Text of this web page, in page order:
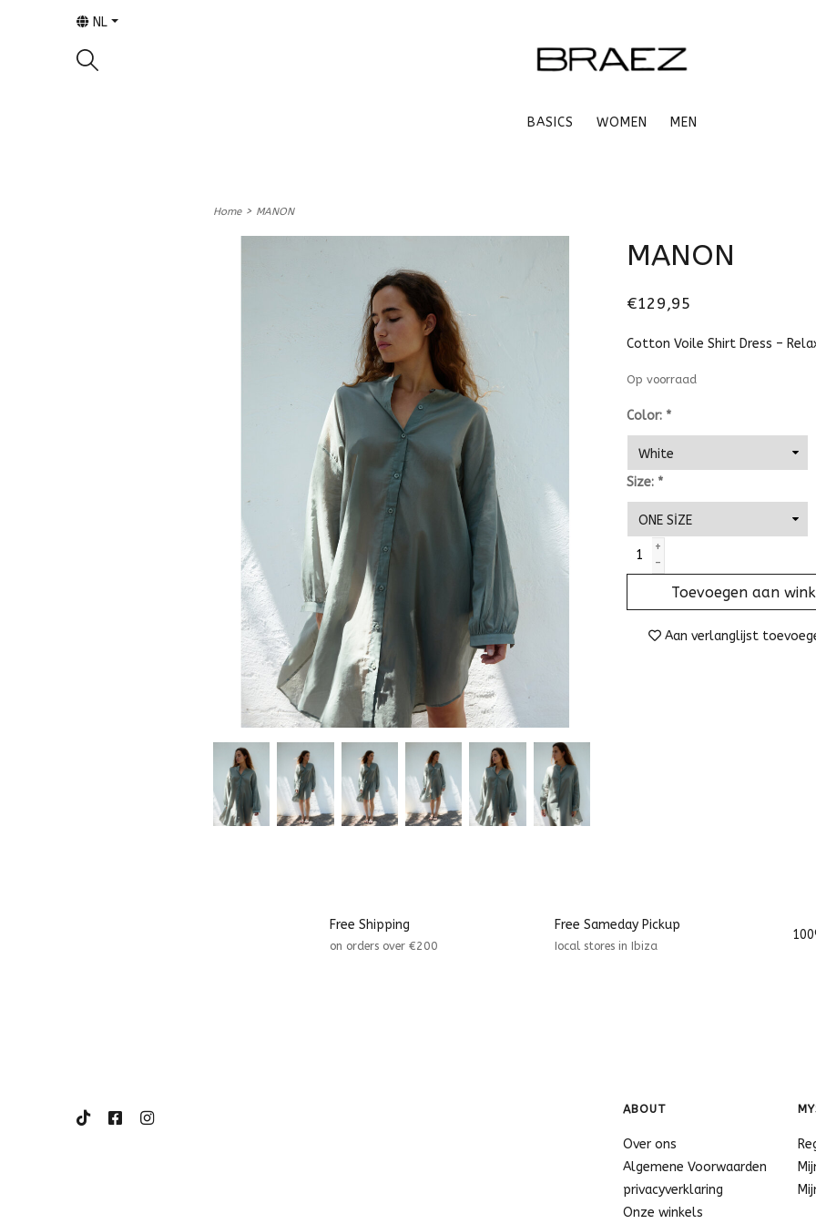
NL
BASICS WOMEN MEN
Home> MANON
MANON
€129,95
Cotton Voile Shirt Dress –
Op voorraad
Color: *
Size: *
+
-
Toevoegen aan
Aan verlanglijst
Free Shipping
on orders over €200
Free Sameday Pickup
Iocal stores in Ibiza
ABOUT
Over ons
Algemene Voorwaarden
privacyverklaring
Onze winkels